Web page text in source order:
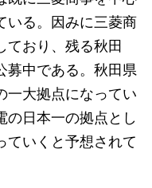
いる。因みに三菱商
ており、残る秋田
募中である。秋田県
一大拠点になってい
の日本一の拠点とし
ていくと予想されて